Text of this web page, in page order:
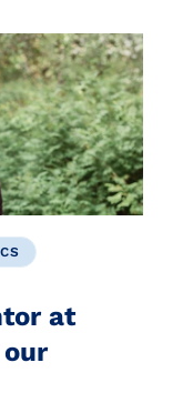
at